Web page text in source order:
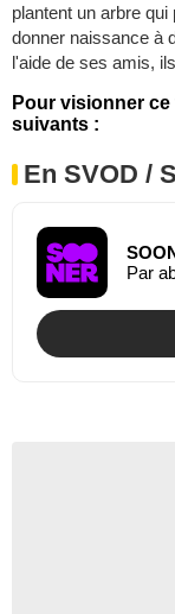
plantent un arbre
donner naissance à
l'aide de ses amis,
Pour visionner
suivants :
En SVOD /
Par